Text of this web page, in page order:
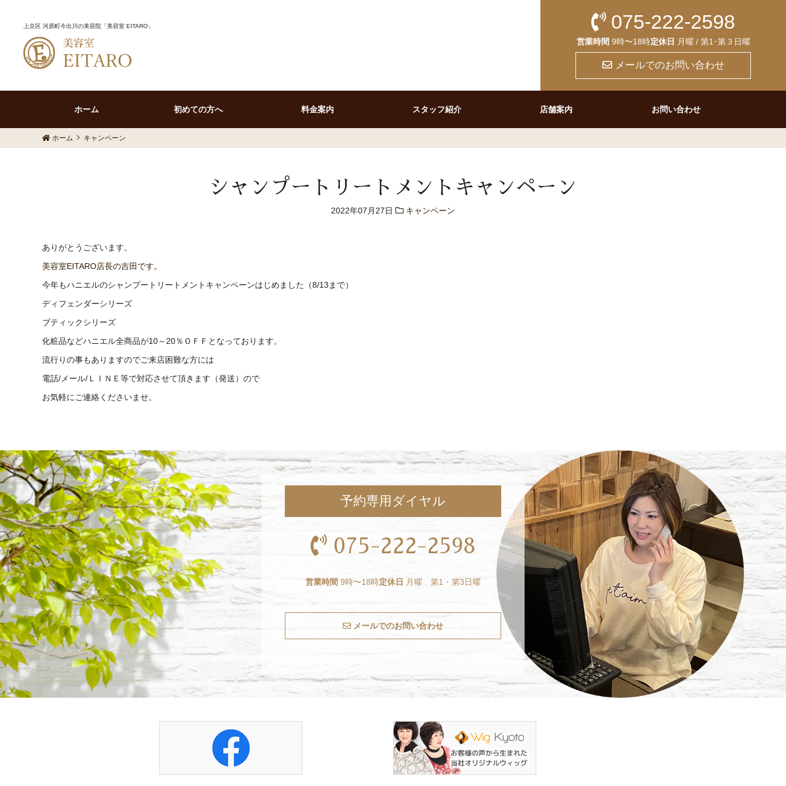
上京区 河原町今出川の美容院「美容室 EITARO」 075-222-2598
営業時間 9時〜18時定休日 月曜 / 第1･第３日曜
メールでのお問い合わせ
ホーム 初めての方へ 料金案内 スタッフ紹介 店舗案内 お問い合わせ
ホーム キャンペーン
シャンプートリートメントキャンペーン
2022年07月27日 キャンペーン
ありがとうございます。
美容室EITARO店長の吉田です。
今年もハニエルのシャンプートリートメントキャンペーンはじめました（8/13まで）
ディフェンダーシリーズ
ブティックシリーズ
化粧品などハニエル全商品が10～20％ＯＦＦとなっております。
流行りの事もありますのでご来店困難な方には
電話/メール/ＬＩＮＥ等で対応させて頂きます（発送）ので
お気軽にご連絡くださいませ。
予約専用ダイヤル
075-222-2598
営業時間 9時〜18時定休日 月曜 第1・第3日曜
メールでのお問い合わせ